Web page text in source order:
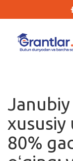
Ishlar
Kurslar
Blog
80%